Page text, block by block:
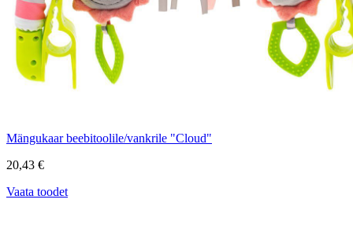
Mängukaar beebitoolile/vankrile "Cloud"
20,43 €
Vaata toodet